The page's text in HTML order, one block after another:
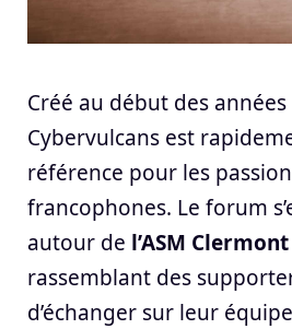
Créé au début des années
Cybervulcans est
référence pour les
francophones. Le forum
autour de l’ASM
rassemblant des
d’échanger sur leur